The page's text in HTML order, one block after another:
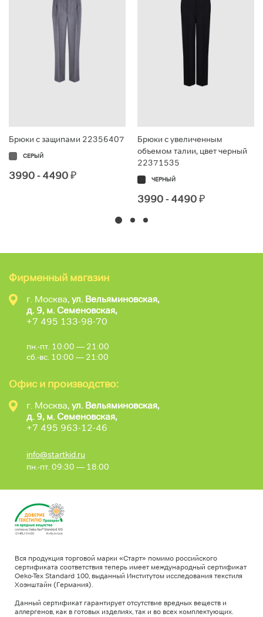
Брюки с защипами 22356407
СЕРЫЙ
3990 - 4490₽
Брюки с увеличенным
объемом талии, цвет черный
22371535
ЧЕРНЫЙ
3990 - 4490₽
Фирменный магазин
г. Москва, ул. Вельяминовская,
д. 9, м. Семеновская,
+7 495 133-98-70
пн.-пт. 10:00 — 21:00
сб.-вс. 10:00 — 21:00
Офис и производство:
г. Москва, ул. Вельяминовская,
д. 9, м. Семеновская,
+7 495 963-12-46
info@startkid.ru
пн.-пт. 09:30 — 18:00
Вся продукция торговой марки «Старт» помимо российского
сертификата соответствия теперь имеет международный сертификат
Oeko-Tex Standard 100, выданный Институтом исследования текстиля
Хоэнштайн (Германия).
Данный сертификат гарантирует отсутствие вредных веществ и
аллергенов, как в готовых изделиях, так и во всех комплектующих.